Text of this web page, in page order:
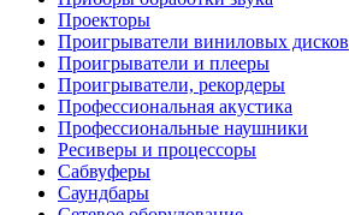
Проекторы
Проигрыватели виниловых дисков
Проигрыватели и плееры
Проигрыватели, рекордеры
Профессиональная акустика
Профессиональные наушники
Ресиверы и процессоры
Сабвуферы
Саундбары